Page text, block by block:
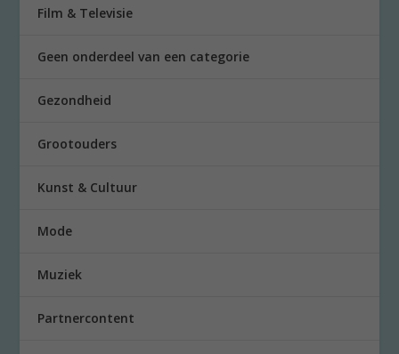
Film & Televisie
Geen onderdeel van een categorie
Gezondheid
Grootouders
Kunst & Cultuur
Mode
Muziek
Partnercontent